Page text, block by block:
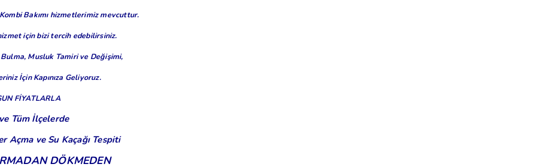
Kombi Bakımı hizmetlerimiz mevcuttur.
için bizi tercih edebilirsiniz.
Bulma, Musluk Tamiri ve Değişimi,
İçin Kapınıza Geliyoruz.
FİYATLARLA
Tüm İlçelerde
Açma ve Su Kaçağı Tespiti
DÖKMEDEN